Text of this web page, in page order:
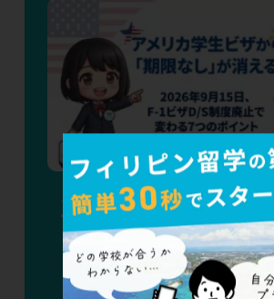
3rd
その他 渡航準備 語
アメリカ学生ビザから「
える——2026年9月15日
度廃止で変わる7つのポイン